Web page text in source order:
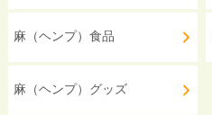
麻（ヘンプ）食品
麻（ヘンプ）グッズ